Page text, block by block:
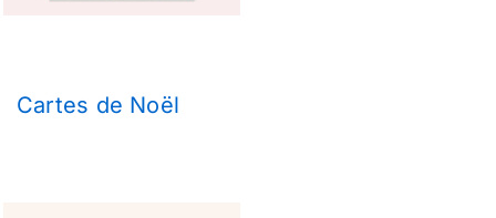
Cartes de Noël